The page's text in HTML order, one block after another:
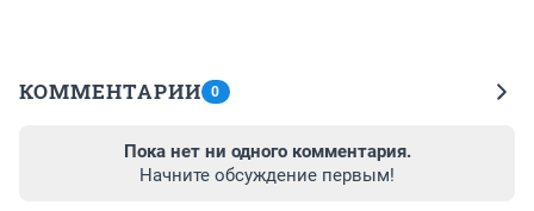
КОММЕНТАРИИ 0
Пока нет ни одного комментария.
Начните обсуждение первым!